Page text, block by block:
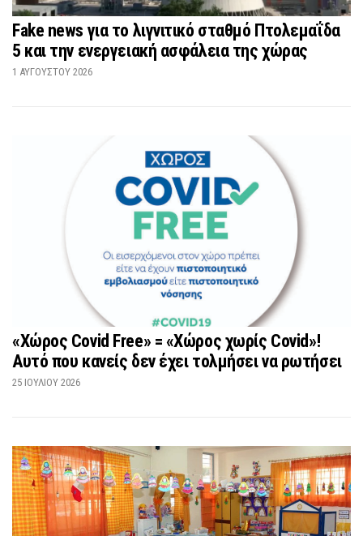
Fake news για το λιγνιτικό σταθμό Πτολεμαΐδα
5 και την ενεργειακή ασφάλεια της χώρας
1 ΑΥΓΟΎΣΤΟΥ 2026
«Χώρος Covid Free» = «Χώρος χωρίς Covid»!
Αυτό που κανείς δεν έχει τολμήσει να ρωτήσει
25 ΙΟΥΛΊΟΥ 2026